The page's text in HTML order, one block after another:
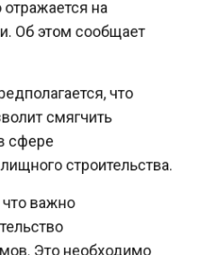
Об этом сообщает
смягчить
сфере
строительства.
важно
Это необходимо